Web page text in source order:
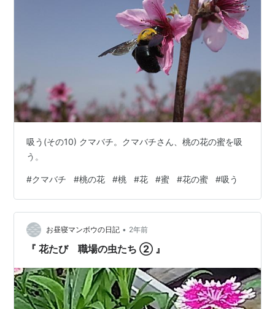
吸う(その10) クマバチ。クマバチさん、桃の花の蜜を吸
う。
#クマバチ #桃の花 #桃 #花 #蜜 #花の蜜 #吸う
お昼寝マンボウの日記 • 2年前
『 花たび 職場の虫たち ➁ 』